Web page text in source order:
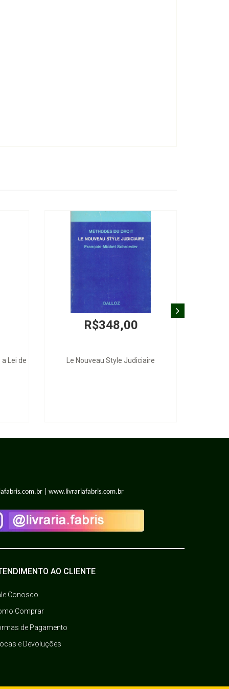
Lei de
R$348,00
Le Nouveau Style Judiciaire
| www.livrariafabris.com.br
AO CLIENTE
Conosco
Comprar
de Pagamento
e Devoluções